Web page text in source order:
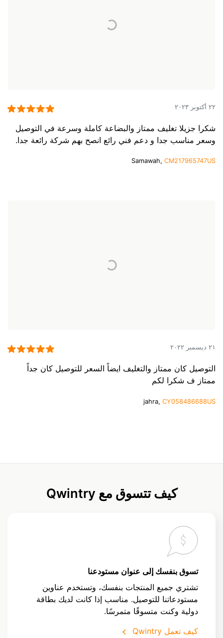
٢٢ أكتوبر ٢٠٢٣
شكرا جزيلا تغليف ممتاز والبضاعة كاملة وسرعة في التوصيل
وسعر مناسب جدا و دعم فني رائع انصح بهم شركة رائعة جدا.
Samawah, CM217965747US
٢١ ديسمبر ٢٠٢٢
التوصيل كان ممتاز والتغليف ايضاً السعر للتوصيل كان جداً
ممتاز ف شكرا لكم
jahra, CY058486688US
كيف تتسوق مع Qwintry
تسوق بنفسك إلى عنوان مستودعنا
تشتري جميع المنتجات بنفسك، وتستخدم عناوين
مستودعاتنا للتوصيل. مناسب إذا كانت لديك بطاقة
دولية وكنت متسوقًا متمرسًا.
كيف تعمل Qwintry